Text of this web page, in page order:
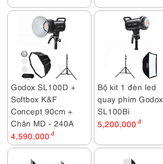
Godox SL100D +
Softbox K&F
Concept 90cm +
Chân MD - 240A
4,590,000 đ
Bộ kit 1 đèn led
quay phim Godox
SL100Bi
5,200,000 đ